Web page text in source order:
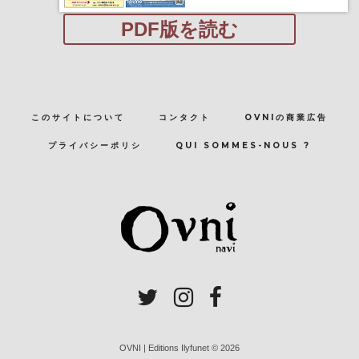
PDF版を読む
このサイトについて コンタクト OVNIの商業広告
プライバシーポリシ QUI SOMMES-NOUS ?
OVNI | Editions Ilyfunet © 2026